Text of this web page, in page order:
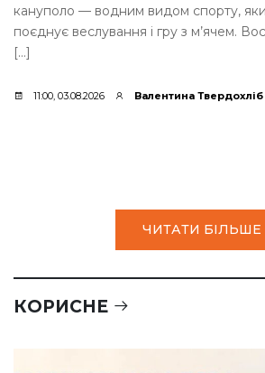
кануполо — водним видом спорту,
поєднує веслування і гру з м’ячем.
[…]
11:00, 03.08.2026 Валентина Твердохліб
ЧИТАТИ БІЛЬШЕ
КОРИСНЕ